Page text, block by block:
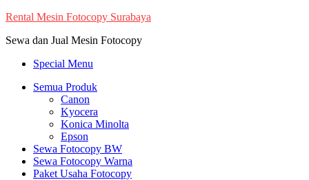
Skip
content
Rental Mesin Fotocopy Surabaya
Sewa dan Jual Mesin Fotocopy
Special Menu
Semua Produk
Canon
Kyocera
Konica Minolta
Epson
Sewa Fotocopy BW
Sewa Fotocopy Warna
Paket Usaha Fotocopy